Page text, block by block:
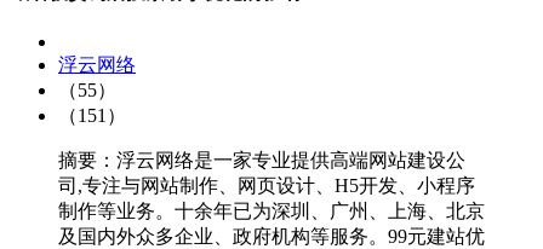
浮云网络
（55）
（151）
摘要：浮云网络是一家专业提供高端网站建设公
司,专注与网站制作、网页设计、H5开发、小程序
制作等业务。十余年已为深圳、广州、上海、北京
及国内外众多企业、政府机构等服务。99元建站优